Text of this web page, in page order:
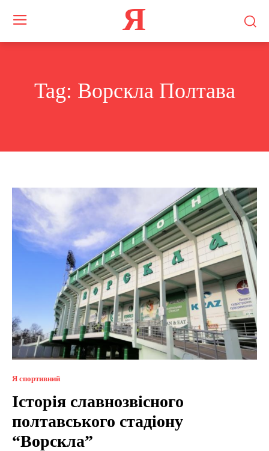
Я
Tag: Ворскла Полтава
Я спортивний
Історія славнозвісного
полтавського стадіону
“Ворскла”